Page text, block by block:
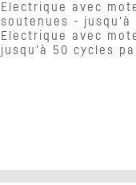
Electrique avec
soutenues -
Electrique avec
jusqu'à 50 cycles